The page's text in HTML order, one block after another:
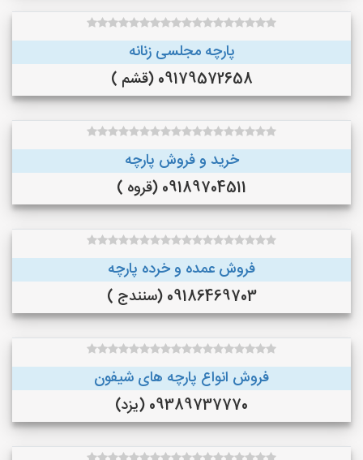
پارچه مجلسی زنانه
09179572658 (قشم )
خرید و فروش پارچه
09189704511 (قروه )
فروش عمده و خرده پارچه
09186469703 (سنندج )
فروش انواع پارچه های شیفون
09389737770 (یزد)